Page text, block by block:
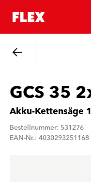
GCS 35
Akku-Kettensäge
Bestellnummer: 531276
EAN-Nr.: 4030293251168